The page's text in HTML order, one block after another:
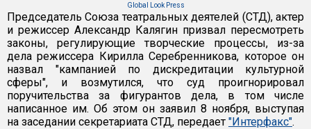
Global Look Press
Председатель Союза театральных деятелей (СТД), актер
и режиссер Александр Калягин призвал пересмотреть
законы, регулирующие творческие процессы, из-за
дела режиссера Кирилла Серебренникова, которое он
назвал "кампанией по дискредитации культурной
сферы", и возмутился, что суд проигнорировал
поручительства за фигурантов дела, в том числе
написанное им. Об этом он заявил 8 ноября, выступая
на заседании секретариата СТД, передает "Интерфакс".